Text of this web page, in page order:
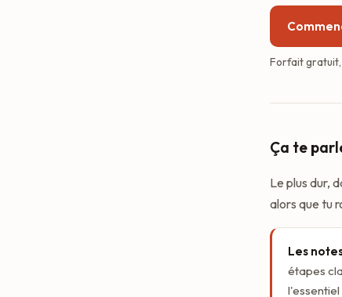
Forfait gratuit,
Ça te
Le plus dur,
alors que tu
Les
étapes